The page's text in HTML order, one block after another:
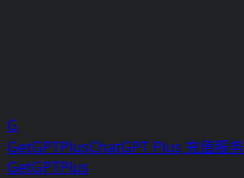
G
GetGPTPlusChatGPT Plus 充值服务
GetGPTPlus